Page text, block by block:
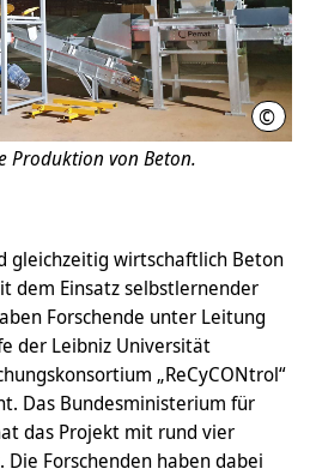
©
Produktion von Beton.
gleichzeitig wirtschaftlich Beton
dem Einsatz selbstlernender
Forschende unter Leitung
der Leibniz Universität
„ReCyCONtrol“
Das Bundesministerium für
das Projekt mit rund vier
Forschenden haben dabei